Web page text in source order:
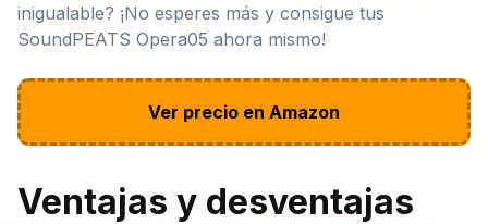
inigualable? ¡No esperes más y consigue tus
SoundPEATS Opera05 ahora mismo!
Ver precio en Amazon
Ventajas y desventajas